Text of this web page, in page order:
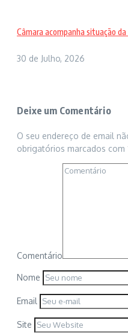
Câmara acompanha situação
30 de Julho, 2026
Deixe um Comentário
O seu endereço de email
obrigatórios marcados com
Comentário
Nome
Email
Site